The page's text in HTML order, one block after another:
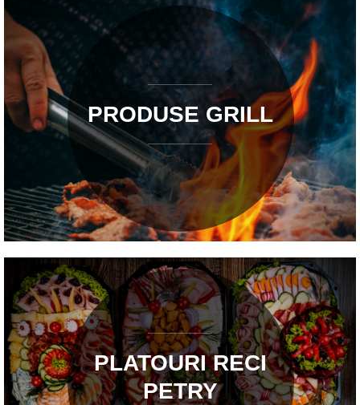
PRODUSE GRILL
PLATOURI RECI
PETRY